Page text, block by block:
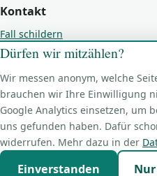
Kontakt
Fall schildern
Kontakt
Impressum
Datenschutz
Cookie-Einstellungen
Dürfen wir mitzählen?
Wir messen anonym, welche
brauchen wir Ihre Einwilligung
Google Analytics einsetzen, um
uns gefunden haben. Dafür
widerrufen. Mehr dazu in der
Einverstanden